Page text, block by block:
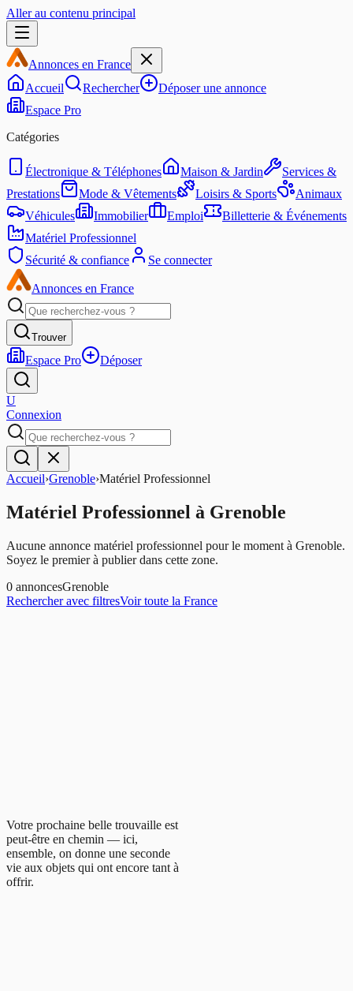
Aller au contenu principal
Annonces en France
Accueil
Rechercher
Déposer une annonce
Espace Pro
Catégories
Électronique & Téléphones Maison & Jardin
Services &
Prestations
Mode & Vêtements Loisirs & Sports
Animaux
Véhicules
Immobilier Emploi
Billetterie & Événements
Matériel Professionnel
Sécurité & confiance
Se connecter
Annonces en France
Trouver
Espace Pro Déposer
U
Connexion
Accueil›Grenoble›Matériel Professionnel
Matériel Professionnel à Grenoble
Aucune annonce matériel professionnel pour le moment à Grenoble.
Soyez le premier à publier dans cette zone.
0 annoncesGrenoble
Rechercher avec filtresVoir toute la France
Votre prochaine belle trouvaille est
peut-être en chemin — ici,
ensemble, on donne une seconde
vie aux objets qui ont encore tant à
offrir.